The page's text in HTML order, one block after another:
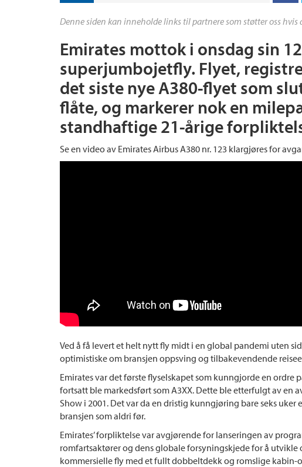
Denne siden kan inneholde links til partnere som støtter oss hvis
Emirates mottok i onsdag sin
superjumbojetfly. Flyet,
det siste nye A380-flyet som
flåte, og markerer nok en
standhaftige 21-årige
Se en video av Emirates Airbus A380 nr. 123 klargjøres for
Ved å få levert et helt nytt fly midt i en global pandemi uten
optimistiske om bransjen oppsving og tilbakevendende
Emirates var det første flyselskapet som kunngjorde en ordre
fortsatt ble markedsført som A3XX. Dette ble etterfulgt av en
Show i 2001. Det var da en dristig kunngjøring bare seks
bransjen som aldri før.
Emirates’ forpliktelse var avgjørende for lanseringen av
romfartsaktører og dens globale forsyningskjede for å utvikle
kommersielle fly med et fullt dobbeltdekk og romslige kabin-